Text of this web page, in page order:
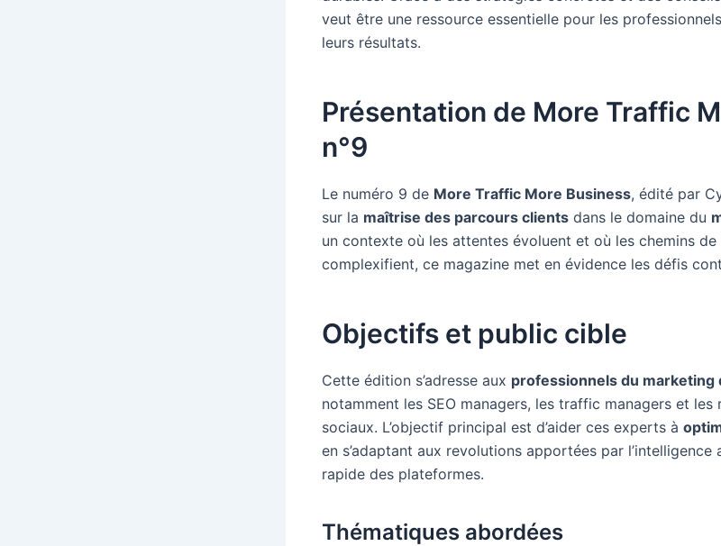
veut être une ressource essentielle pour les
leurs résultats.
Présentation de More Traffic
n°9
Le numéro 9 de More Traffic More Business, édité par
sur la maîtrise des parcours clients dans le domaine du
un contexte où les attentes évoluent et où les chemins
complexifient, ce magazine met en évidence les défis
Objectifs et public cible
Cette édition s’adresse aux professionnels du marketing
notamment les SEO managers, les traffic managers et les
sociaux. L’objectif principal est d’aider ces experts à
en s’adaptant aux revolutions apportées par l’intelligence
rapide des plateformes.
Thématiques abordées